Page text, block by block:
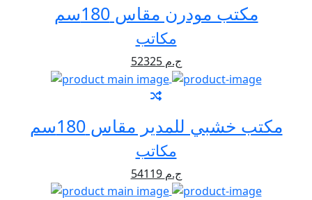
مكتب مودرن مقاس 180سم
مكاتب
52325 ج.م
مكتب خشبي للمدير مقاس 180سم
مكاتب
54119 ج.م